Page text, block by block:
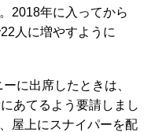
2018年に入ってから
人に増やすように
に出席したときは、
あてるよう要請しまし
屋上にスナイパーを配